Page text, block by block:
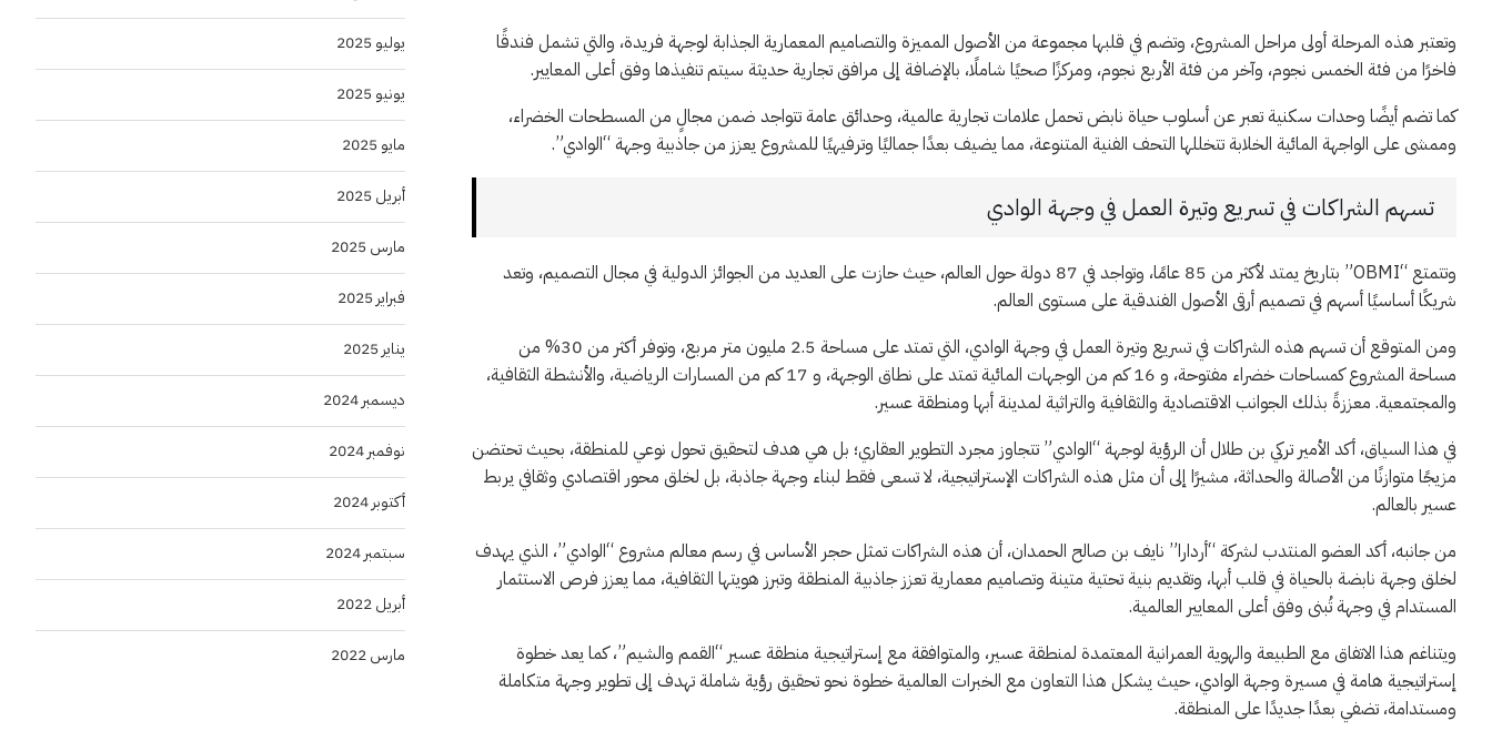
وتعتبر هذه المرحلة أولى مراحل المشروع، وتضم في قلبها مجموعة من الأصول المميزة والتصاميم المعمارية الجذابة لوجهة فريدة، والتي تشمل فندقًا
فاخرًا من فئة الخمس نجوم، وآخر من فئة الأربع نجوم، ومركزًا صحيًا شاملًا، بالإضافة إلى مرافق تجارية حديثة سيتم تنفيذها وفق أعلى المعايير.
كما تضم أيضًا وحدات سكنية تعبر عن أسلوب حياة نابض تحمل علامات تجارية عالمية، وحدائق عامة تتواجد ضمن مجالٍ من المسطحات الخضراء،
وممشى على الواجهة المائية الخلابة تتخللها التحف الفنية المتنوعة، مما يضيف بعدًا جماليًا وترفيهيًا للمشروع يعزز من جاذبية وجهة “الوادي”.
تسهم الشراكات في تسريع وتيرة العمل في وجهة الوادي
وتتمتع “OBMI” بتاريخ يمتد لأكثر من 85 عامًا، وتواجد في 87 دولة حول العالم، حيث حازت على العديد من الجوائز الدولية في مجال التصميم، وتعد
شريكًا أساسيًا أسهم في تصميم أرقى الأصول الفندقية على مستوى العالم.
ومن المتوقع أن تسهم هذه الشراكات في تسريع وتيرة العمل في وجهة الوادي، التي تمتد على مساحة 2.5 مليون متر مربع، وتوفر أكثر من 30% من
مساحة المشروع كمساحات خضراء مفتوحة، و 16 كم من الوجهات المائية تمتد على نطاق الوجهة، و 17 كم من المسارات الرياضية، والأنشطة الثقافية،
والمجتمعية. معززةً بذلك الجوانب الاقتصادية والثقافية والتراثية لمدينة أبها ومنطقة عسير.
في هذا السياق، أكد الأمير تركي بن طلال أن الرؤية لوجهة “الوادي” تتجاوز مجرد التطوير العقاري؛ بل هي هدف لتحقيق تحول نوعي للمنطقة، بحيث تحتضن
مزيجًا متوازنًا من الأصالة والحداثة، مشيرًا إلى أن مثل هذه الشراكات الإستراتيجية، لا تسعى فقط لبناء وجهة جاذبة، بل لخلق محور اقتصادي وثقافي يربط
عسير بالعالم.
من جانبه، أكد العضو المنتدب لشركة “أردارا” نايف بن صالح الحمدان، أن هذه الشراكات تمثل حجر الأساس في رسم معالم مشروع “الوادي”، الذي يهدف
لخلق وجهة نابضة بالحياة في قلب أبها، وتقديم بنية تحتية متينة وتصاميم معمارية تعزز جاذبية المنطقة وتبرز هويتها الثقافية، مما يعزز فرص الاستثمار
المستدام في وجهة تُبنى وفق أعلى المعايير العالمية.
ويتناغم هذا الاتفاق مع الطبيعة والهوية العمرانية المعتمدة لمنطقة عسير، والمتوافقة مع إستراتيجية منطقة عسير “القمم والشيم”، كما يعد خطوة
إستراتيجية هامة في مسيرة وجهة الوادي، حيث يشكل هذا التعاون مع الخبرات العالمية خطوة نحو تحقيق رؤية شاملة تهدف إلى تطوير وجهة متكاملة
ومستدامة، تضفي بعدًا جديدًا على المنطقة.
يوليو 2025
يونيو 2025
مايو 2025
أبريل 2025
مارس 2025
فبراير 2025
يناير 2025
ديسمبر 2024
نوفمبر 2024
أكتوبر 2024
سبتمبر 2024
أبريل 2022
مارس 2022